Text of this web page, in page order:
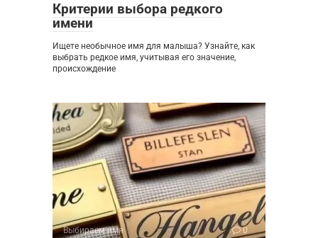
Критерии выбора редкого
имени
Ищете необычное имя для малыша? Узнайте, как
выбрать редкое имя, учитывая его значение,
происхождение
Выбираем имя 0